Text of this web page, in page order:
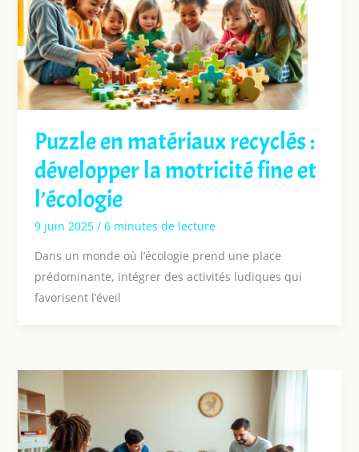
Puzzle en matériaux recyclés :
développer la motricité fine et
l’écologie
9 juin 2025 / 6 minutes de lecture
Dans un monde où l’écologie prend une place
prédominante, intégrer des activités ludiques qui
favorisent l’éveil